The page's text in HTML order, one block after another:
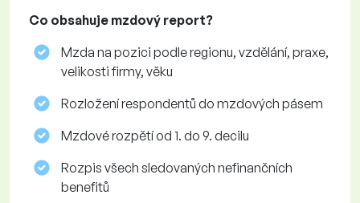
Co obsahuje mzdový report?
Mzda na pozici podle regionu, vzdělání, praxe,
velikosti firmy, věku
Rozložení respondentů do mzdových pásem
Mzdové rozpětí od 1. do 9. decilu
Rozpis všech sledovaných nefinančních
benefitů